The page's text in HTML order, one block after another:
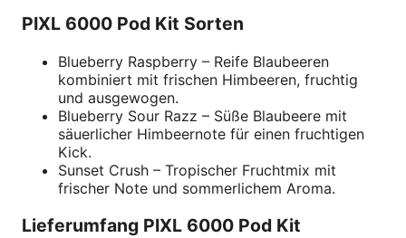
PIXL 6000 Pod Kit Sorten
Blueberry Raspberry – Reife Blaubeeren
kombiniert mit frischen Himbeeren, fruchtig
und ausgewogen.
Blueberry Sour Razz – Süße Blaubeere mit
säuerlicher Himbeernote für einen fruchtigen
Kick.
Sunset Crush – Tropischer Fruchtmix mit
frischer Note und sommerlichem Aroma.
Lieferumfang PIXL 6000 Pod Kit